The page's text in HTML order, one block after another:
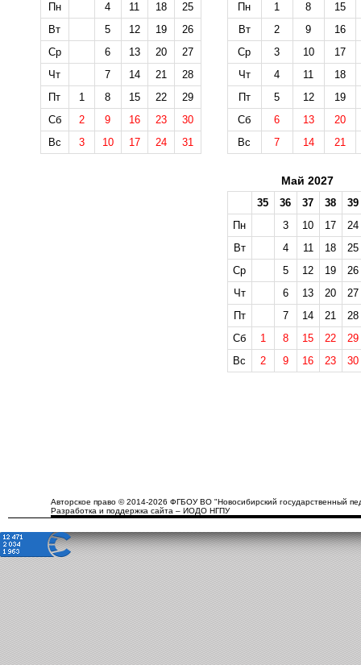
Пн
4 11 18
25
Вт
5 12 19
26
Ср
6 13 20
27
Чт
7 14 21
28
Пт
1 8 15 22
29
Сб
2 9 16 23
30
Вс
3 10 17 24 31
Пн
1 8
15
Вт
2 9
16
Ср
3 10
17
Чт
4 11
18
Пт
5 12
19
Сб
6 13
20
Вс
7 14 21
Май 2027
35 36 37 38
39
Пн
3 10 17
24
Вт
4 11 18
25
Ср
5 12 19
26
Чт
6 13 20
27
Пт
7 14 21
28
Сб
1 8 15 22
29
Вс
2 9 16 23 30
Авторское право © 2014-2026 ФГБОУ ВО "Новосибирский государственный
Разработка и поддержка сайта – ИОДО НГПУ